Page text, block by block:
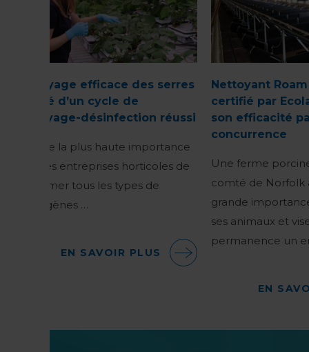
Nettoyage efficace des serres
– la clé d’un cycle de
nettoyage-désinfection réussi
Il est de la plus haute importance
pour les entreprises horticoles de
supprimer tous les types de
pathogènes …
EN SAVOIR PLUS
Nettoyant
certifié par
son efficacité
concurrence
Une ferme
comté de Norfolk
grande
ses animaux et
permanence un
EN